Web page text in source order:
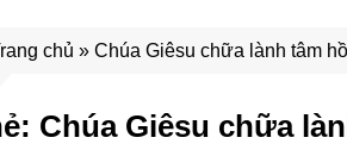
chủ » Chúa Giêsu chữa lành tâm
Chúa Giêsu chữa